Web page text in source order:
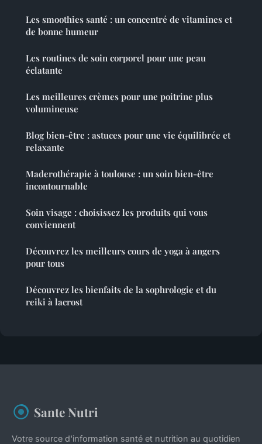
Les smoothies santé : un concentré de vitamines et
de bonne humeur
Les routines de soin corporel pour une peau
éclatante
Les meilleures crèmes pour une poitrine plus
volumineuse
Blog bien-être : astuces pour une vie équilibrée et
relaxante
Maderothérapie à toulouse : un soin bien-être
incontournable
Soin visage : choisissez les produits qui vous
conviennent
Découvrez les meilleurs cours de yoga à angers
pour tous
Découvrez les bienfaits de la sophrologie et du
reiki à lacrost
Sante Nutri
Votre source d'information santé et nutrition au quotidien